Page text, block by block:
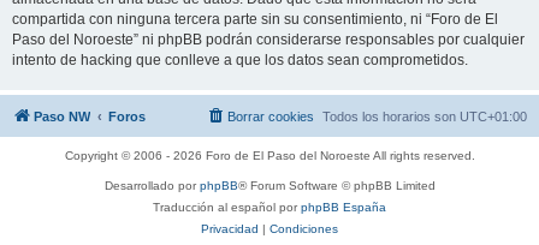
compartida con ninguna tercera parte sin su consentimiento, ni “Foro de El
Paso del Noroeste” ni phpBB podrán considerarse responsables por cualquier
intento de hacking que conlleve a que los datos sean comprometidos.
Paso NW Foros Todos los horarios son UTC+01:00
Borrar cookies
Copyright © 2006 - 2026 Foro de El Paso del Noroeste All rights reserved.
Desarrollado porphpBB® Forum Software © phpBB Limited
Traducción al español porphpBB España
Privacidad | Condiciones